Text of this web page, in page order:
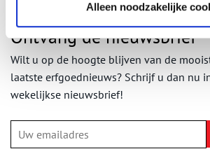
Alleen noodzakelijke
Ontvang de nieuwsbrief
Wilt u op de hoogte blijven van de
laatste erfgoednieuws? Schrijf u dan nu
wekelijkse nieuwsbrief!